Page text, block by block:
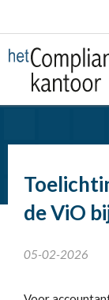
de ViO
05-02-2026